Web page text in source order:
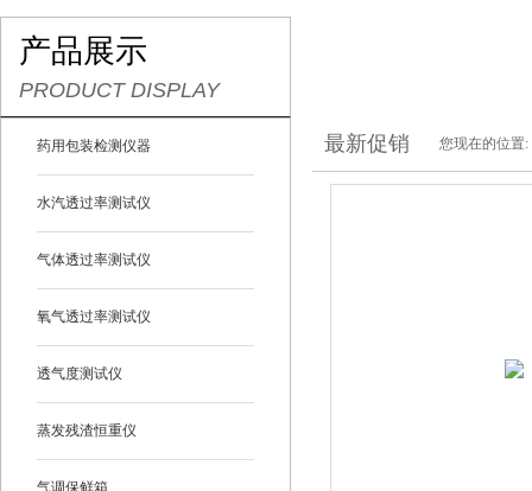
产品展示
PRODUCT DISPLAY
药用包装检测仪器
水汽透过率测试仪
气体透过率测试仪
氧气透过率测试仪
透气度测试仪
蒸发残渣恒重仪
气调保鲜箱
最新促销 您现在的位置: